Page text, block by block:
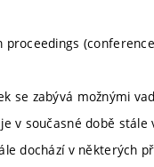
proceedings
se zabývá možnými
v současné době
dochází v některých